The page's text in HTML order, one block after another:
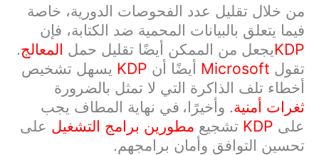
من خلال تقليل عدد الفحوصات الدورية، خاصة
فيما يتعلق بالبيانات المحمية ضد الكتابة، فإن
KDPيجعل من الممكن أيضًا تقليل حملالمعالج.
تقولMicrosoftأيضًا أنKDPيسهل تشخيص
أخطاء تلف الذاكرة التي لا تمثل بالضرورة
ثغرات أمنية. وأخيرًا،في نهاية المطاف يجب
علىKDP تشجيعمطورين برامج التشغيلعلى
تحسين التوافق وأمان برامجهم.